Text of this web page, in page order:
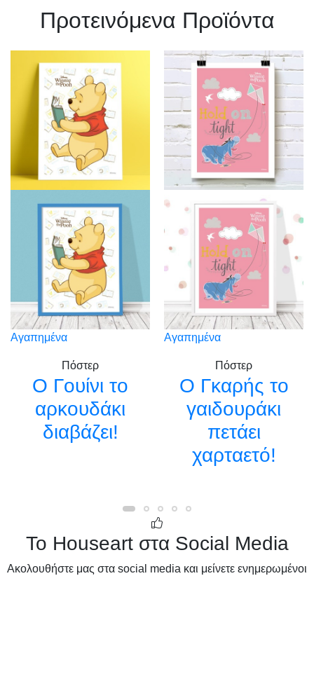
Πρoτεινόμενα Προϊόντα
Αγαπημένα
Πόστερ
Ο Γουίνι το
αρκουδάκι
διαβάζει!
Αγαπημένα
Πόστερ
Ο Γκαρής το
γαιδουράκι
πετάει
χαρταετό!
Το Houseart στα Social Media
Ακολουθήστε μας στα social media και μείνετε ενημερωμένοι